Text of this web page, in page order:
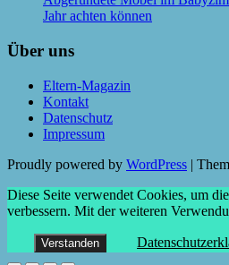
Jahr achten können
Über uns
Eltern-Magazin
Kontakt
Datenschutz
Impressum
Proudly powered by WordPress |
Diese Seite verwendet Cookies, um
verbessern. Mit der weiteren
Verstanden